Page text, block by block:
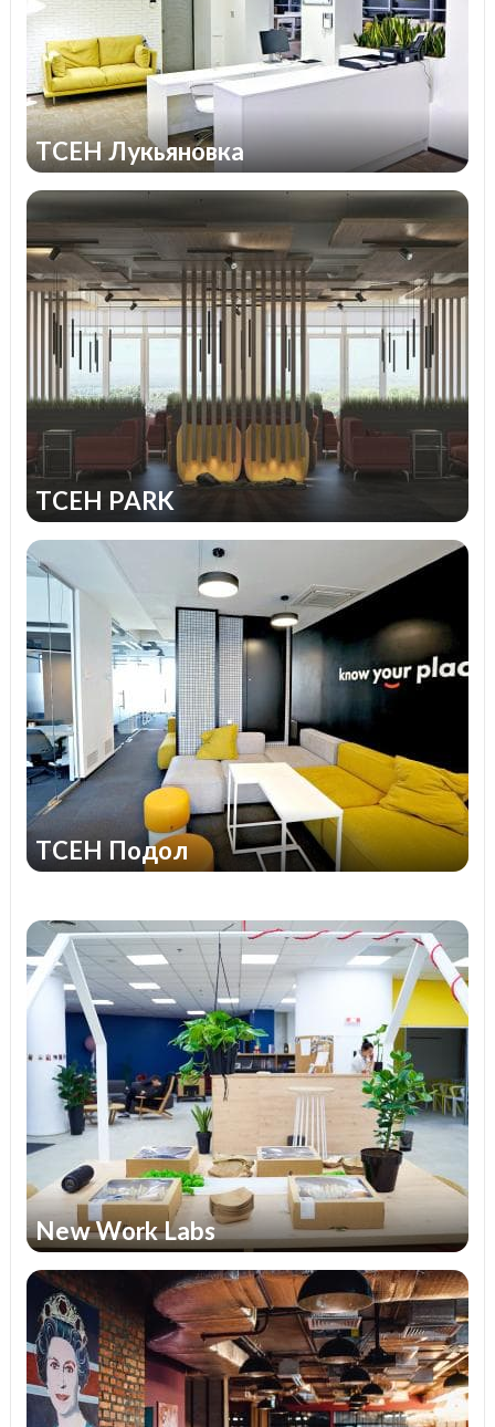
TCEH Лукьяновка
TCEH PARK
TCEH Подол
New Work Labs